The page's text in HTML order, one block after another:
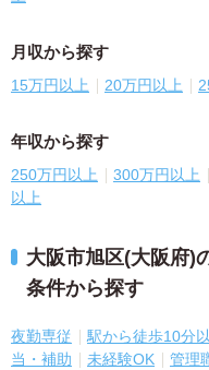
月収から探す
15万円以上 20万円以上
年収から探す
250万円以上 300万円以上
以上
大阪市旭区(大阪府)
条件から探す
夜勤専従 駅から徒歩10分
当・補助
未経験OK 管理